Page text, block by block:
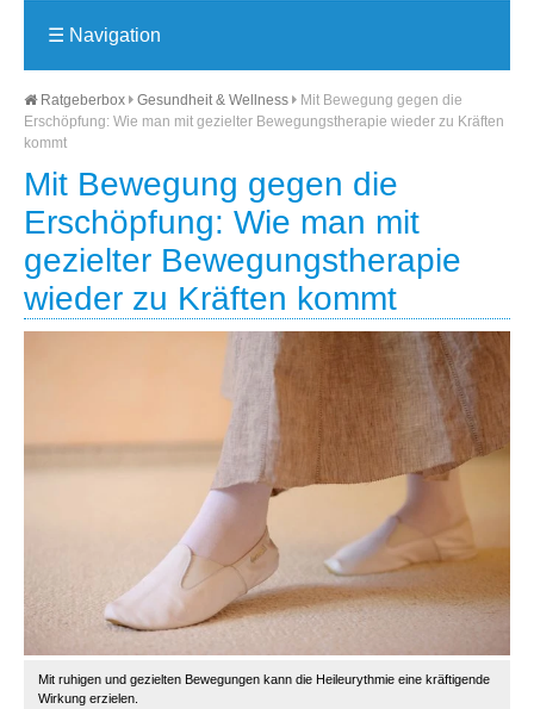
☰ Navigation
Ratgeberbox Gesundheit & Wellness
Mit Bewegung gegen die
Erschöpfung: Wie man mit gezielter Bewegungstherapie wieder zu Kräften
kommt
Mit Bewegung gegen die
Erschöpfung: Wie man mit
gezielter Bewegungstherapie
wieder zu Kräften kommt
Mit ruhigen und gezielten Bewegungen kann die Heileurythmie eine kräftigende
Wirkung erzielen.